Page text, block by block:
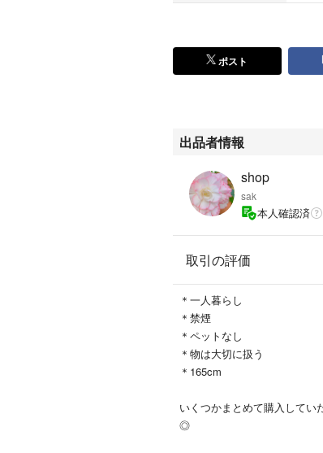
ポスト
出品者情報
shop
sak
本人確認済
取引の評価
＊一人暮らし
＊禁煙
＊ペットなし
＊物は大切に扱う
＊165cm
いくつかまとめて購入してい
◎